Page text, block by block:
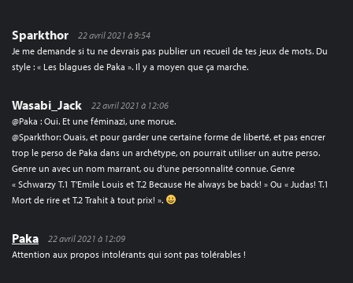
Sparkthor
22 avril 2021 à 9:54
Je me demande si tu ne devrais pas publier un recueil de tes jeux de mots. Du
style : « Les blagues de Paka ». Il y a moyen que ça marche.
Wasabi_Jack
22 avril 2021 à 12:06
@Paka : Oui. Et une féminazi, une morue.
@Sparkthor: Ouais, et pour garder une certaine forme de liberté, et pas encrer
trop le perso de Paka dans un archétype, on pourrait utiliser un autre perso.
Genre un avec un nom marrant, ou d’une personnalité connue. Genre
« Schwarzy T.1 T’Emile Louis et T.2 Because He always be back! » Ou « Judas! T.1
Mort de rire et T.2 Trahit à tout prix! ».
Paka
22 avril 2021 à 12:09
Attention aux propos intolérants qui sont pas tolérables !